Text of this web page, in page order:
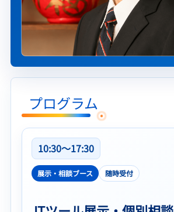
プログラム
10:30〜17:30
展示・相談ブース 随時受付